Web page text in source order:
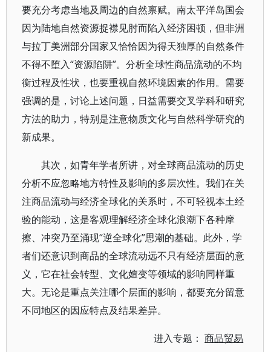
要充分考虑当地及周边的自然禀赋。南太平洋岛国会
因为陆地自然资源捉襟见肘而陷入经济困顿，但非洲
与拉丁美洲部分国家又恰恰因为得天独厚的自然条件
不得不堕入“资源陷阱”。分析全球性商品流动的不均
衡过程及性状，也要重视自然环境因素的作用。需要
强调的是，讨论上述问题，日益需要交叉学科和研究
方法的助力，特别是注意物质文化与自然科学研究的
新成果。
其次，如青年学者所讲，对全球商品流动的历史
分析不应忽略地方特性及影响的多层次性。我们在关
注商品流动与经济全球化的关系时，不可轻视本土经
验的能动，这是客观理解经济全球化浪潮下各种摩
擦、冲突乃至涌现“逆全球化”思潮的基础。此外，学
者们还意识到商品的全球流动远不只有经济层面的意
义，它在社会转型、文化嬗变等领域的影响同样重
大。无论是重点关注哪个层面的影响，都要充分留意
不同地区的因应特点及结果差异。
进入专题：商品贸易